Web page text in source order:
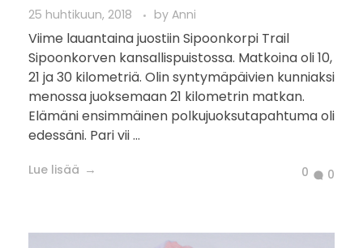
25 huhtikuun, 2018 by Anni
Viime lauantaina juostiin Sipoonkorpi Trail
Sipoonkorven kansallispuistossa. Matkoina oli 10,
21 ja 30 kilometriä. Olin syntymäpäivien kunniaksi
menossa juoksemaan 21 kilometrin matkan.
Elämäni ensimmäinen polkujuoksutapahtuma oli
edessäni. Pari vii ...
Lue lisää 0 0